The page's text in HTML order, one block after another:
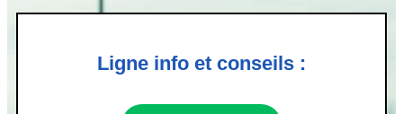
Ligne info et conseils :